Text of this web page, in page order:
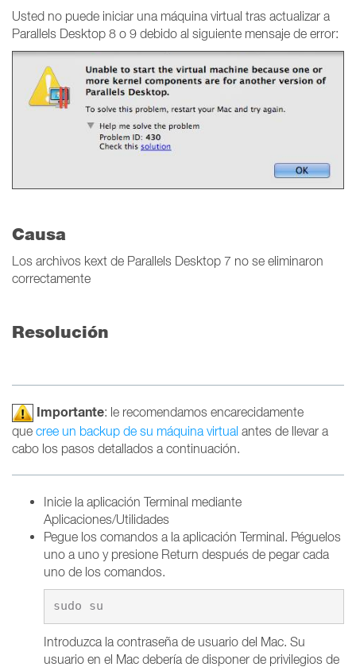
Usted no puede iniciar una máquina virtual tras actualizar a
Parallels Desktop 8 o 9 debido al siguiente mensaje de error:
Causa
Los archivos kext de Parallels Desktop 7 no se eliminaron
correctamente
Resolución
Importante: le recomendamos encarecidamente
que cree un backup de su máquina virtual antes de llevar a
cabo los pasos detallados a continuación.
Inicie la aplicación Terminal mediante
Aplicaciones/Utilidades
Pegue los comandos a la aplicación Terminal. Péguelos
uno a uno y presione Return después de pegar cada
uno de los comandos.
Introduzca la contraseña de usuario del Mac. Su
usuario en el Mac debería de disponer de privilegios de